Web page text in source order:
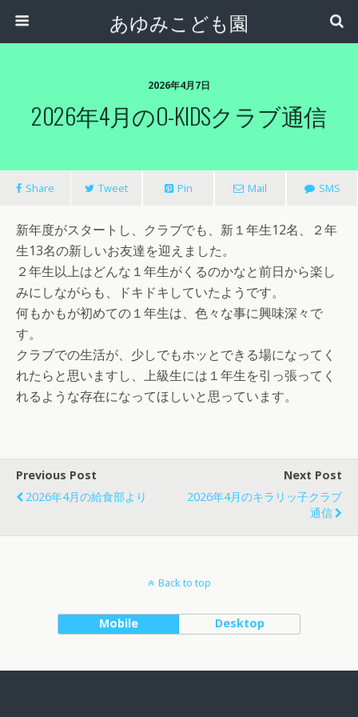
あゆみこども園
2026年4月7日
2026年4月のO-KIDSクラブ通信
Share Tweet Pin Mail SMS
新年度がスタートし、クラブでも、新１年生12名、２年
生13名の新しいお友達を迎えました。
２年生以上はどんな１年生がくるのかなと前日から楽し
みにしながらも、ドキドキしていたようです。
何もかもが初めての１年生は、色々な事に興味深々で
す。
クラブでの生活が、少しでもホッとできる場になってく
れたらと思いますし、上級生には１年生を引っ張ってく
れるような存在になってほしいと思っています。
Previous Post
2026年4月の給食部より
Next Post
2026年4月のキラリッ子クラブ
通信
Back to top
Mobile Desktop